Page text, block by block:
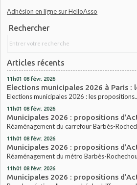
Adhésion en ligne sur HelloAsso
Rechercher
Articles récents
11h01 08 févr. 2026
Elections municipales 2026 à Paris :
Elections municipales 2026 : les
11h01 08 févr. 2026
Municipales 2026 : propositions
Réaménagement du carrefour Barbès-
11h01 08 févr. 2026
Municipales 2026 : propositions
Réaménagement du métro Barbès-
11h01 08 févr. 2026
Municipales 2026 : propositions